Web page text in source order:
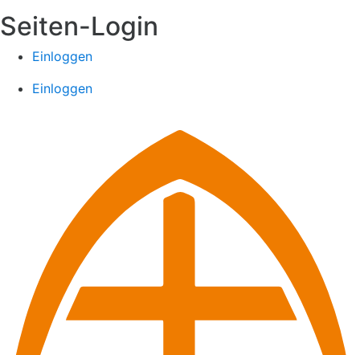
Seiten-Login
Einloggen
Einloggen